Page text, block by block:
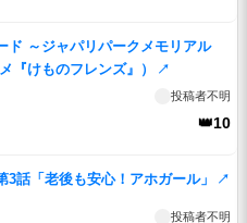
ド ～ジャパリパークメモリアル
『けものフレンズ』）
↗
投稿者不明
👑10
話「老後も安心！アホガール」 ↗
投稿者不明